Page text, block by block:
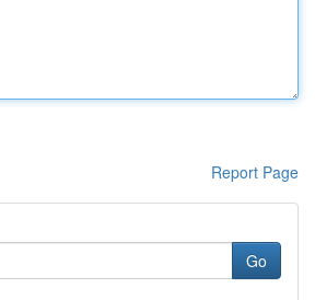
Report Page
Go